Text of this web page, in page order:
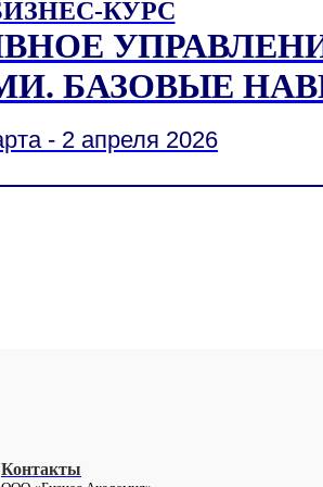
КУРС
БАЗОВЫЕ
- 2 апреля 2026
Контакты